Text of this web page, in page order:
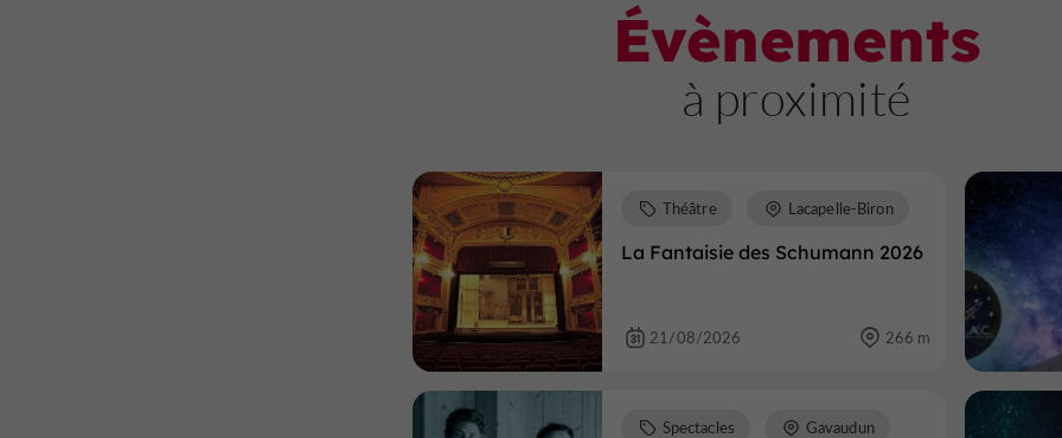
Évènements
à proximité
La Fantaisie des Schumann 2026
Théâtre Lacapelle-Biron
21/08/2026 266 m
Spectacles Gavaudun